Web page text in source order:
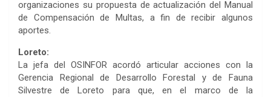
organizaciones su propuesta de actualización del Manual
de Compensación de Multas, a fin de recibir algunos
aportes.
Loreto:
La jefa del OSINFOR acordó articular acciones con la
Gerencia Regional de Desarrollo Forestal y de Fauna
Silvestre de Loreto para que, en el marco de la